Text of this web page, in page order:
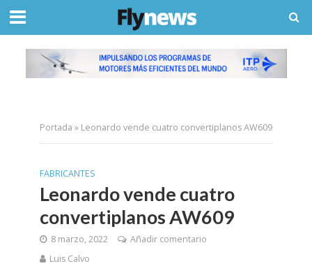
Portada » Leonardo vende cuatro convertiplanos AW609
FABRICANTES
Leonardo vende cuatro
convertiplanos AW609
8 marzo, 2022
Añadir comentario
Luis Calvo